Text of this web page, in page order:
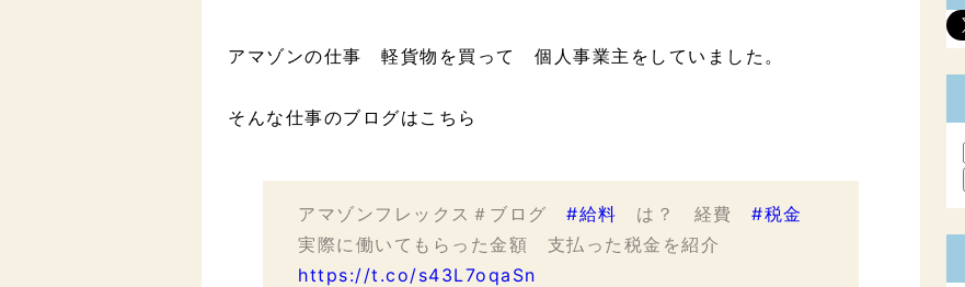
アマゾンの仕事 軽貨物を買って 個人事業主をしていました。
そんな仕事のブログはこちら
アマゾンフレックス＃ブログ #給料 は？ 経費 #税金
実際に働いてもらった金額 支払った税金を紹介
https://t.co/s43L7oqaSn